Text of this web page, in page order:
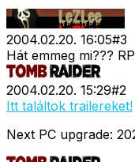
2004.02.20. 16:05#3
Hát emmeg mi???
2004.02.20. 15:29#2
Itt találtok trailereket!
Next PC upgrade: